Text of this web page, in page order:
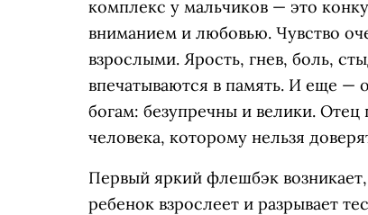
комплекс у мальчиков — это
вниманием и любовью. Чувство
взрослыми. Ярость, гнев, боль,
впечатываются в память. И еще —
богам: безупречны и велики. Отец
человека, которому нельзя
Первый яркий флешбэк
ребенок взрослеет и разрывает